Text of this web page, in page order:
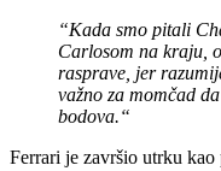
“Kada smo pitali
Carlosom na kraju,
rasprave, jer
važno za momčad
bodova.“
Ferrari je završio utrku